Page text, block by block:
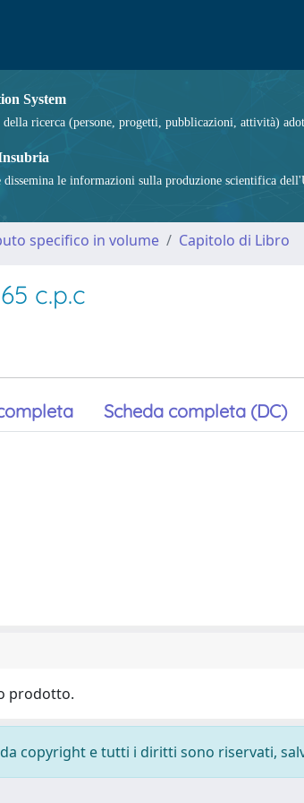
System
ricerca (persone, progetti, pubblicazioni, attività)
dissemina le informazioni sulla produzione scientifica
specifico in volume Capitolo di Libro
c.p.c
Scheda completa (DC)
prodotto.
copyright e tutti i diritti sono riservati,